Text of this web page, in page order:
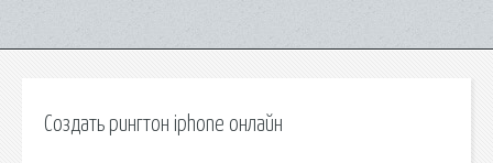
Создать рингтон iphone онлайн